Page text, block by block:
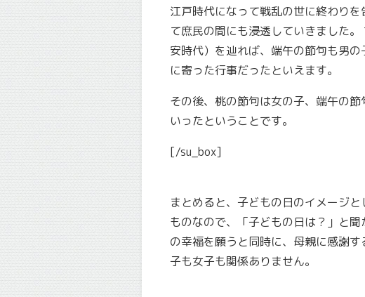
江戸時代になって戦乱の世に終わり
て庶民の間にも浸透していきました
安時代）を辿れば、端午の節句も男
に寄った行事だったといえます。
その後、桃の節句は女の子、端午の
いったということです。
[/su_box]
まとめると、子どもの日のイメージ
ものなので、「子どもの日は？」と聞
の幸福を願うと同時に、母親に感謝す
子も女子も関係ありません。